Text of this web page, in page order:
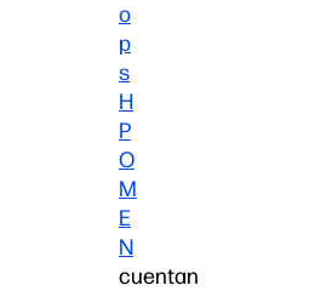
o
p
s
H
P
O
M
E
N
cuentan